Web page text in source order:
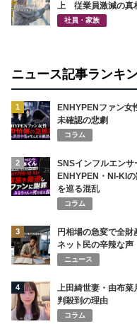
上 従業員激減の真
社員・家族
ニュース記事ランキ
1
ENHYPENファン女
未確認の悲劇
コラム
2
SNSインフルエン
ENHYPEN・NI-KI
を巡る混乱
コラム
3
円相場の急変で全
ネット民の辛辣な声
ニュース
4
上田綺世妻・由布菜
判殺到の理由
コラム